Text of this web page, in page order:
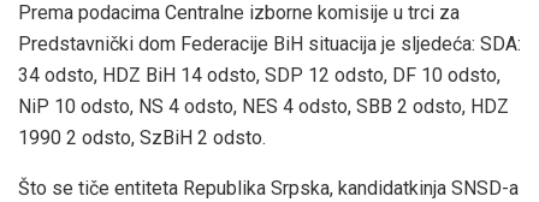
Prema podacima Centralne izborne komisije u trci za
Predstavnički dom Federacije BiH situacija je sljedeća: SDA:
34 odsto, HDZ BiH 14 odsto, SDP 12 odsto, DF 10 odsto,
NiP 10 odsto, NS 4 odsto, NES 4 odsto, SBB 2 odsto, HDZ
1990 2 odsto, SzBiH 2 odsto.
Što se tiče entiteta Republika Srpska, kandidatkinja SNSD-a